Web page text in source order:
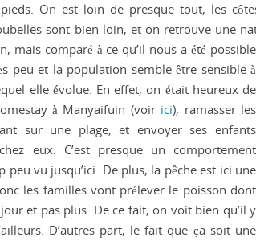
On est loin de presque tout, les
sont bien loin, et on retrouve une
mais comparé à ce qu’il nous a été possible
peu et la population semble être sensible à
elle évolue. En effet, on était heureux de
à Manyaifuin (voir ici), ramasser les
sur une plage, et envoyer ses enfants
eux. C’est presque un comportement
peu vu jusqu’ici. De plus, la pêche est ici une
les familles vont prélever le poisson dont
et pas plus. De ce fait, on voit bien qu’il y
D’autres part, le fait que ça soit une